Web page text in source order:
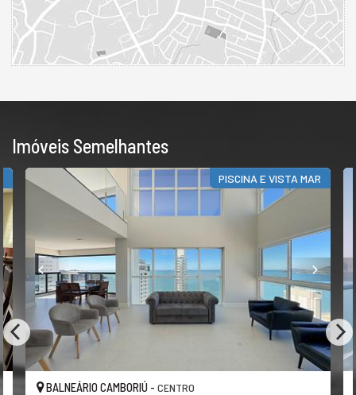
Imóveis Semelhantes
VISTA PANORÂMICA
BALNEÁRIO CAMBORIÚ -BARRA NORTE